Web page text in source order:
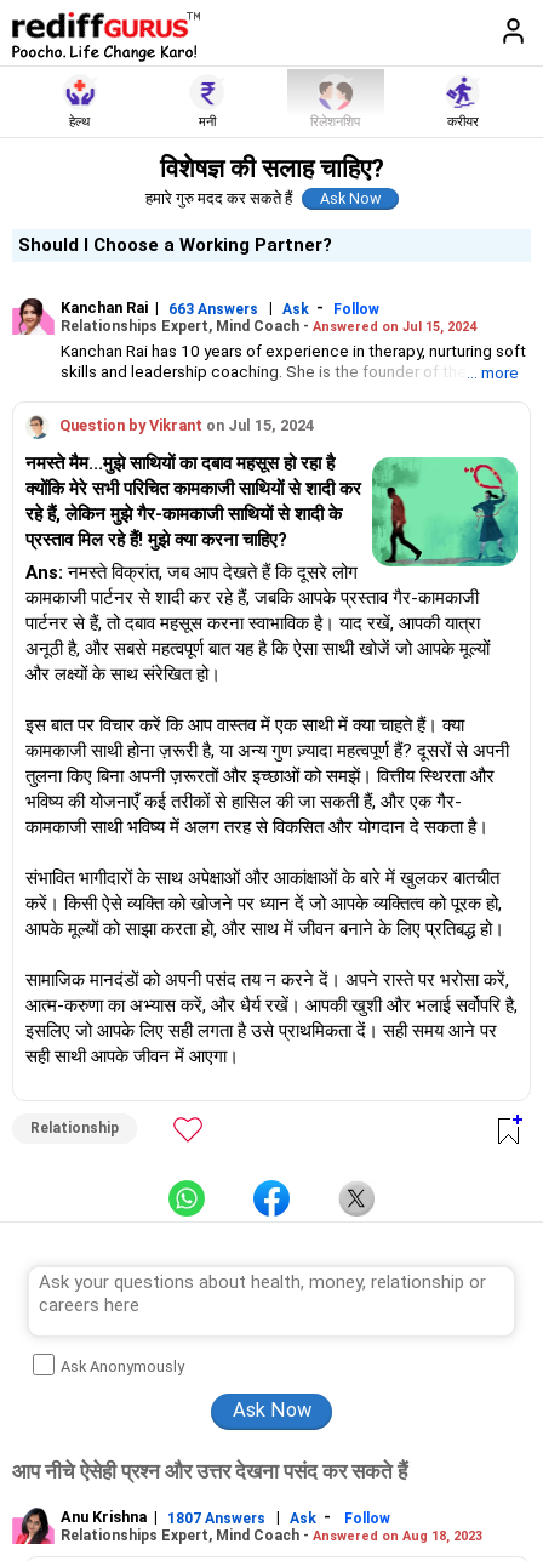
हेल्थ मनी रिलेशनशिप करीयर
विशेषज्ञ की सलाह चाहिए?
हमारे गुरु मदद कर सकते हैं
Should I Choose a Working Partner?
Kanchan Rai | 663 Answers | Ask -
Follow
Relationships Expert, Mind Coach - Answered on Jul 15, 2024
Kanchan Rai has 10 years of experience in therapy, nurturing soft
skills and leadership coaching. She is the founder of the Let Us
Rai has a degree in leadership development and customer
centricity from Harvard Business School, Boston. She is an
internationally certified coach from the International Coaching
Federation, a global organisation in professional coaching.
... more
Question by Vikrant on Jul 15, 2024
नमस्ते मैम...मुझे साथियों का दबाव महसूस हो रहा है
क्योंकि मेरे सभी परिचित कामकाजी साथियों से शादी कर
रहे हैं, लेकिन मुझे गैर-कामकाजी साथियों से शादी के
प्रस्ताव मिल रहे हैं! मुझे क्या करना चाहिए?
Ans: नमस्ते विक्रांत, जब आप देखते हैं कि दूसरे लोग
कामकाजी पार्टनर से शादी कर रहे हैं, जबकि आपके प्रस्ताव गैर-कामकाजी
पार्टनर से हैं, तो दबाव महसूस करना स्वाभाविक है। याद रखें, आपकी यात्रा
अनूठी है, और सबसे महत्वपूर्ण बात यह है कि ऐसा साथी खोजें जो आपके मूल्यों
और लक्ष्यों के साथ संरेखित हो।
इस बात पर विचार करें कि आप वास्तव में एक साथी में क्या चाहते हैं। क्या
कामकाजी साथी होना ज़रूरी है, या अन्य गुण ज़्यादा महत्वपूर्ण हैं? दूसरों से अपनी
तुलना किए बिना अपनी ज़रूरतों और इच्छाओं को समझें। वित्तीय स्थिरता और
भविष्य की योजनाएँ कई तरीकों से हासिल की जा सकती हैं, और एक गैर-
कामकाजी साथी भविष्य में अलग तरह से विकसित और योगदान दे सकता है।
संभावित भागीदारों के साथ अपेक्षाओं और आकांक्षाओं के बारे में खुलकर बातचीत
करें। किसी ऐसे व्यक्ति को खोजने पर ध्यान दें जो आपके व्यक्तित्व को पूरक हो,
आपके मूल्यों को साझा करता हो, और साथ में जीवन बनाने के लिए प्रतिबद्ध हो।
सामाजिक मानदंडों को अपनी पसंद तय न करने दें। अपने रास्ते पर भरोसा करें,
आत्म-करुणा का अभ्यास करें, और धैर्य रखें। आपकी खुशी और भलाई सर्वोपरि है,
इसलिए जो आपके लिए सही लगता है उसे प्राथमिकता दें। सही समय आने पर
सही साथी आपके जीवन में आएगा।
Relationship
Ask Anonymously
आप नीचे ऐसेही प्रश्न और उत्तर देखना पसंद कर सकते हैं
Anu Krishna | 1807 Answers | Ask -
Follow
Relationships Expert, Mind Coach - Answered on Aug 18, 2023